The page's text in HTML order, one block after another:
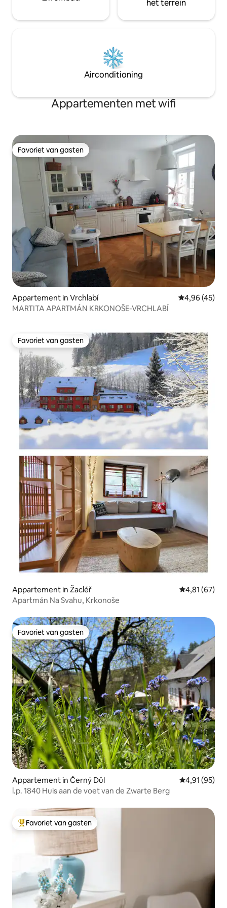
het terrein
Airconditioning
Appartementen met wifi
Favoriet van gasten
Favoriet van gasten
Appartement in Vrchlabí Gemiddelde
4,96 (45)
MARTITA APARTMÁN KRKONOŠE-VRCHLABÍ
Favoriet van gasten
Favoriet van gasten
Appartement in Žacléř Gemiddelde
4,81 (67)
Apartmán Na Svahu, Krkonoše
Favoriet van gasten
Favoriet van gasten
Appartement in Černý Důl Gemiddelde
4,91 (95)
l.p. 1840 Huis aan de voet van de Zwarte Berg
Topfavoriet van gasten
Favoriet van gasten